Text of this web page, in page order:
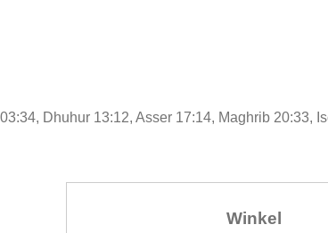
Dhuhur 13:12, Asser 17:14, Maghrib 20:33,
Winkel